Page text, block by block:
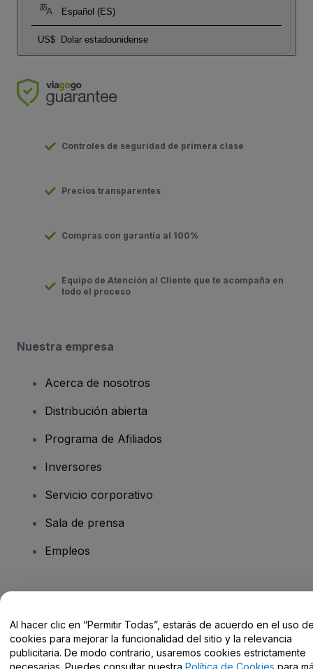
Español (ES)
US$ Dolar estadounidense
Controles de seguridad de primera clase
Precios transparentes
Compras con garantía al 100%
Equipo de Atención al Cliente que te acompaña en
todo el proceso
Nuestra empresa
Acerca de nosotros
Distribución abierta
Programa de Afiliados
Inversores
Servicio corporativo
Sala de prensa
Empleos
Centro de Ayuda / Contacto
Al hacer clic en “Permitir Todas”, estarás de acuerdo en el uso
cookies para mejorar la funcionalidad del sitio y la relevancia
publicitaria. De modo contrario, usaremos cookies estrictamente
necesarias. Puedes consultar nuestra Política de Cookies para